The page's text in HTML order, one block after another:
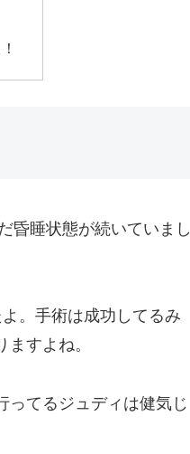
昏睡状態が続いていまし
。手術は成功してるみ
すよね。
ってるジュディは健気じ